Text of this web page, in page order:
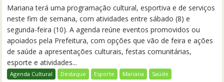
Mariana terá uma programação cultural, esportiva e de serviços
neste fim de semana, com atividades entre sábado (8) e
segunda-feira (10). A agenda reúne eventos promovidos ou
apoiados pela Prefeitura, com opções que vão de feira e ações
de saúde a apresentações culturais, festas comunitárias,
esporte e atividades...
Agenda Cultural Destaque Esporte Mariana Saúde